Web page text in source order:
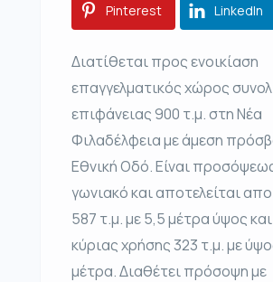
Pinterest LinkedIn
Διατίθεται προς ενοικίαση
επαγγελματικός χώρος
επιφάνειας 900 τ.μ. στη Νέα
Φιλαδέλφεια με άμεση
Εθνική Οδό. Είναι
γωνιακό και αποτελείται απο
587 τ.μ. με 5,5 μέτρα ύψος
κύριας χρήσης 323 τ.μ. με
μέτρα. Διαθέτει πρόσοψη με